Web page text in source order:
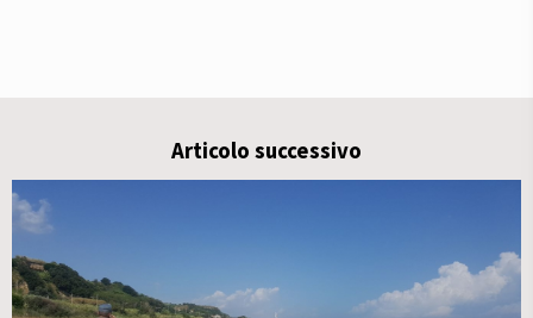
Articolo successivo